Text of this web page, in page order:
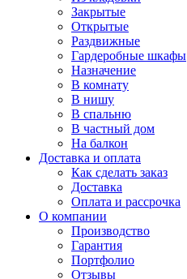
Закрытые
Открытые
Раздвижные
Гардеробные шкафы
Назначение
В комнату
В нишу
В спальню
В частный дом
На балкон
Доставка и оплата
Как сделать заказ
Доставка
Оплата и рассрочка
О компании
Производство
Гарантия
Портфолио
Отзывы